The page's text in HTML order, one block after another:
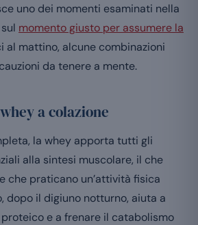
uno dei momenti esaminati nella
momento giusto per assumere la
al mattino, alcune combinazioni
da tenere a mente.
a colazione
la whey apporta tutti gli
alla sintesi muscolare, il che
che praticano un’attività fisica
dopo il digiuno notturno, aiuta a
e a frenare il catabolismo